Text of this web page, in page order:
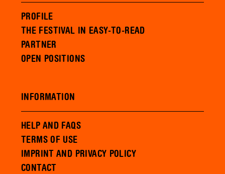
PROFILE
THE FESTIVAL IN EASY-TO-READ
PARTNER
OPEN POSITIONS
INFORMATION
HELP AND FAQS
TERMS OF USE
IMPRINT AND PRIVACY POLICY
CONTACT